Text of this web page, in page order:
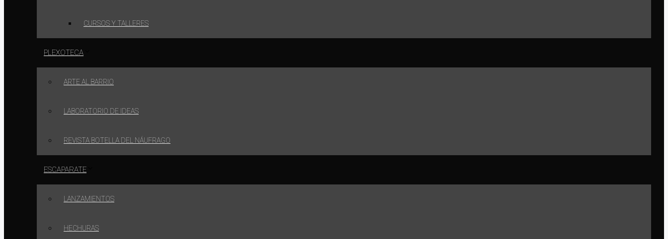
CURSOS Y TALLERES
PLEXOTECA
ARTE AL BARRIO
LABORATORIO DE IDEAS
REVISTA BOTELLA DEL NÁUFRAGO
ESCAPARATE
LANZAMIENTOS
HECHURAS